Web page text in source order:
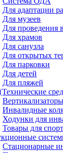
Для адаптации
Для музеев
Для проведения
Для храмов
Для санузла
Для открытых
Для парковки
Для детей
Для пляжей
Инвалидные
Ходунки для
Товары для
Стационарные